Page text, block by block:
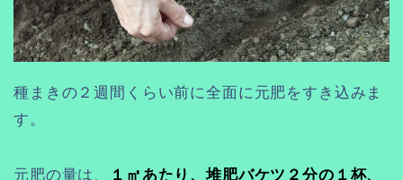
種まきの２週間くらい前に全面に元肥をすき込みま
す。
元肥の量は、 １㎡あたり、堆肥バケツ２分の１杯、